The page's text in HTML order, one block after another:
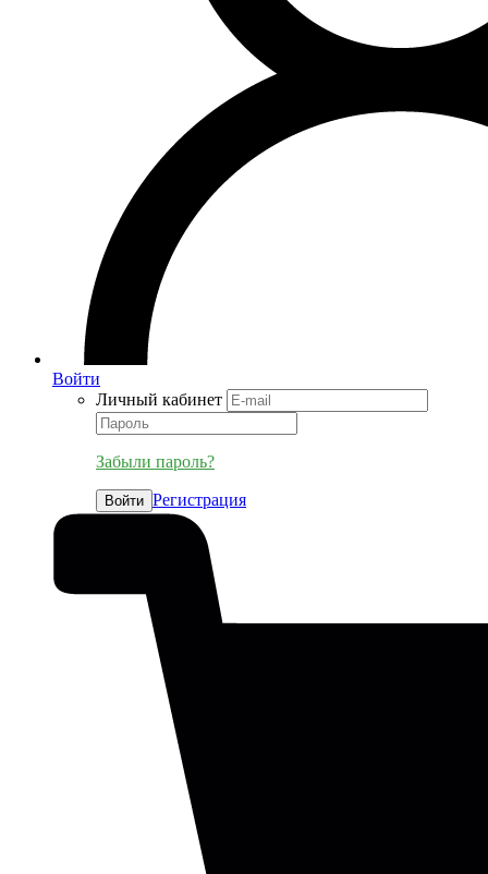
Войти
Личный кабинет
Забыли пароль?
Войти Регистрация